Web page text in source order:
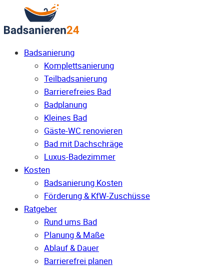
Badsanierung
Komplettsanierung
Teilbadsanierung
Barrierefreies Bad
Badplanung
Kleines Bad
Gäste-WC renovieren
Bad mit Dachschräge
Luxus-Badezimmer
Kosten
Badsanierung Kosten
Förderung & KfW-Zuschüsse
Ratgeber
Rund ums Bad
Planung & Maße
Ablauf & Dauer
Barrierefrei planen